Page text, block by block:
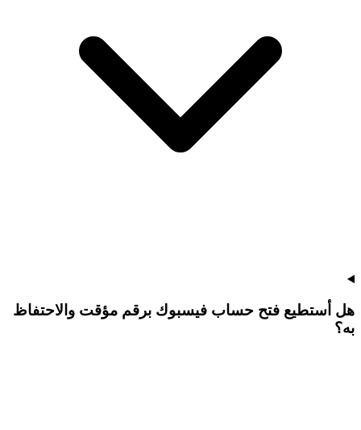
هل أستطيع فتح حساب فيسبوك برقم مؤقت والاحتفاظ
به؟